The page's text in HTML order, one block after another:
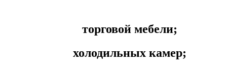
торговой мебели;
холодильных камер;